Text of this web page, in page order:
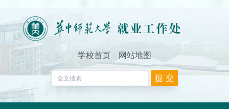
学校首页 网站地图